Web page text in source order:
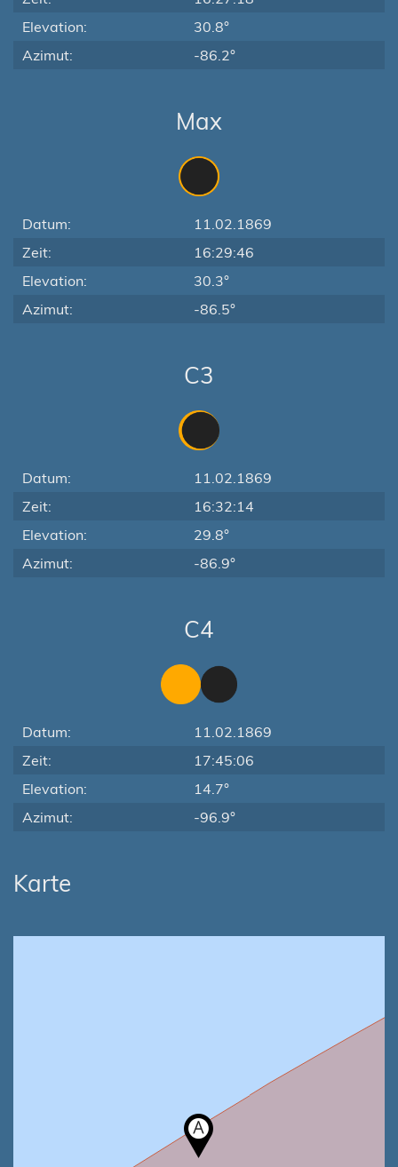
Elevation:
30.8°
Azimut:
-86.2°
Max
Datum:
11.02.1869
Zeit:
16:29:46
Elevation:
30.3°
Azimut:
-86.5°
C3
Datum:
11.02.1869
Zeit:
16:32:14
Elevation:
29.8°
Azimut:
-86.9°
C4
Datum:
11.02.1869
Zeit:
17:45:06
Elevation:
14.7°
Azimut:
-96.9°
Karte